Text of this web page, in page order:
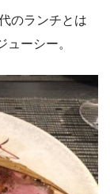
のランチとは
ーシー。